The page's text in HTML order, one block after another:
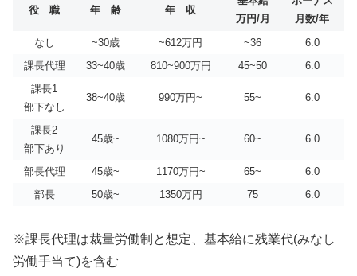
役 職 年 齢 年 収
万円/月
月数/年
なし
~30歳 ~612万円 ~36
6.0
課長代理
33~40歳 810~900万円 45~50
6.0
課長1
部下なし
38~40歳 990万円~ 55~ 6.0
課長2
部下あり
45歳~ 1080万円~ 60~ 6.0
部長代理 45歳~ 1170万円~ 65~
6.0
部長
50歳~ 1350万円 75 6.0
※課長代理は裁量労働制と想定、基本給に残業代(みなし
労働手当て)を含む